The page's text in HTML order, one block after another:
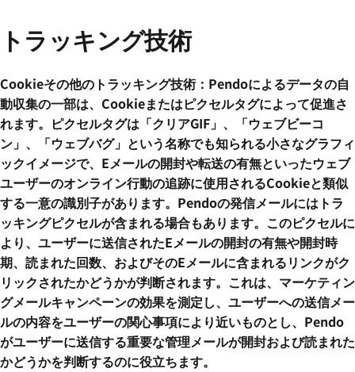
トラッキング技術
Cookieその他のトラッキング技術：Pendoによるデータの自
動収集の一部は、Cookieまたはピクセルタグによって促進さ
れます。ピクセルタグは「クリアGIF」、「ウェブビーコ
ン」、「ウェブバグ」という名称でも知られる小さなグラフィ
ックイメージで、Eメールの開封や転送の有無といったウェブ
ユーザーのオンライン行動の追跡に使用されるCookieと類似
する一意の識別子があります。Pendoの発信メールにはトラ
ッキングピクセルが含まれる場合もあります。このピクセルに
より、ユーザーに送信されたEメールの開封の有無や開封時
期、読まれた回数、およびそのEメールに含まれるリンクがク
リックされたかどうかが判断されます。これは、マーケティン
グメールキャンペーンの効果を測定し、ユーザーへの送信メー
ルの内容をユーザーの関心事項により近いものとし、Pendo
がユーザーに送信する重要な管理メールが開封および読まれた
かどうかを判断するのに役立ちます。